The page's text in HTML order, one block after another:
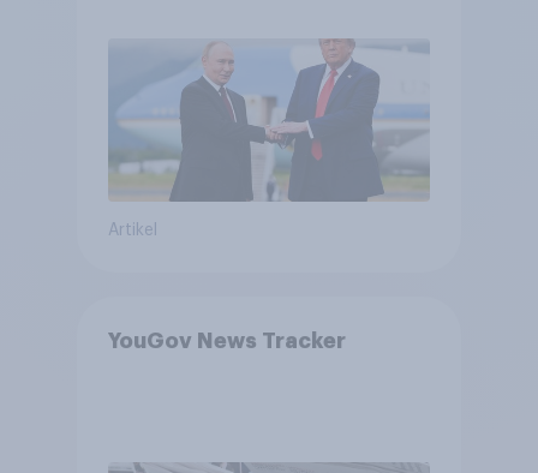
Bedrohungen und Bündnisse
bewerten
Artikel
YouGov News Tracker